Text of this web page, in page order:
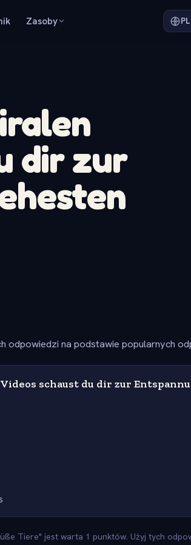
Zasoby PL
dir zur
odpowiedzi na podstawie popularnych
schaust du dir zur
Tiere" jest warta 1 punktów. Użyj tych